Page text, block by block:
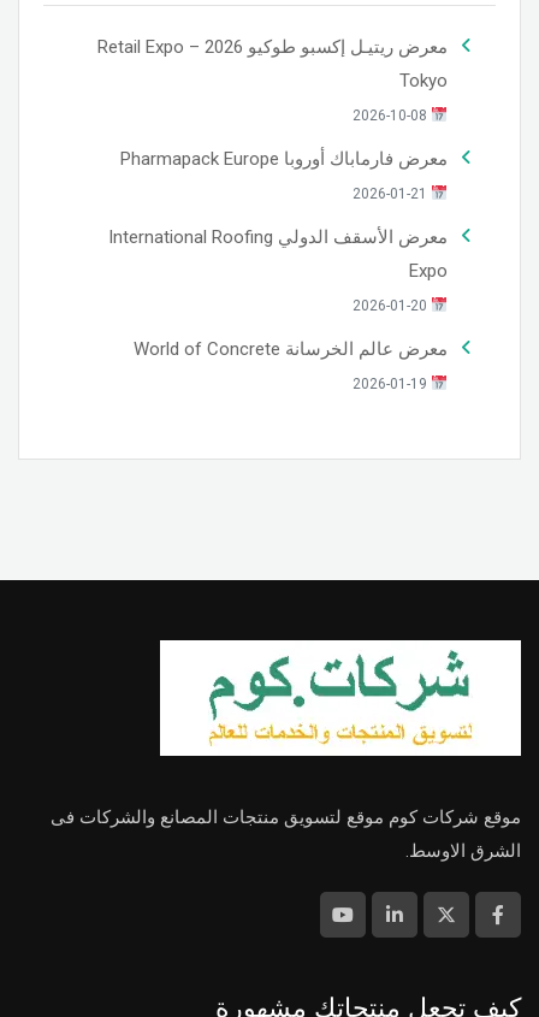
معرض ريتيـل إكسبو طوكيو 2026 – Retail Expo
Tokyo
معرض فارماباك أوروبا Pharmapack Europe
معرض الأسقف الدولي International Roofing
Expo
معرض عالم الخرسانة World of Concrete
موقع شركات كوم موقع لتسويق منتجات المصانع والشركات فى
الشرق الاوسط.
كيف تجعل منتجاتك مشهورة